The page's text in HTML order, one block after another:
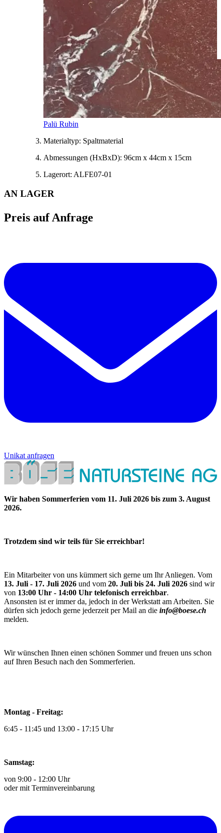
Palü Rubin
Materialtyp: Spaltmaterial
Abmessungen (HxBxD): 96cm x 44cm x 15cm
Lagerort: ALFE07-01
AN LAGER
Preis auf Anfrage
Unikat anfragen
Wir haben Sommerferien vom 11. Juli 2026 bis zum 3. August
2026.
Trotzdem sind wir teils für Sie erreichbar!
Ein Mitarbeiter von uns kümmert sich gerne um Ihr Anliegen. Vom
13. Juli - 17. Juli 2026 und vom 20. Juli bis 24. Juli 2026 sind wir
von 13:00 Uhr - 14:00 Uhr telefonisch erreichbar.
Ansonsten ist er immer da, jedoch in der Werkstatt am Arbeiten. Sie
dürfen sich jedoch gerne jederzeit per Mail an die info@boese.ch
melden.
Wir wünschen Ihnen einen schönen Sommer und freuen uns schon
auf Ihren Besuch nach den Sommerferien.
Montag - Freitag:
6:45 - 11:45 und 13:00 - 17:15 Uhr
Samstag:
von 9:00 - 12:00 Uhr
oder mit Terminvereinbarung